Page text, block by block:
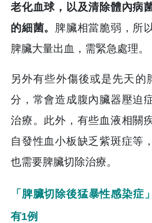
老化血球，以及清除體內病
的細菌。
脾臟相當脆弱，所
脾臟大量出血，需緊急處理。
另外有些外傷後或是先天的
分，常會造成腹內臟器壓迫
治療。此外，有些血液相關
自發性血小板缺乏紫斑症等
也需要脾臟切除治療。
「脾臟切除後猛暴性感染症
有1例